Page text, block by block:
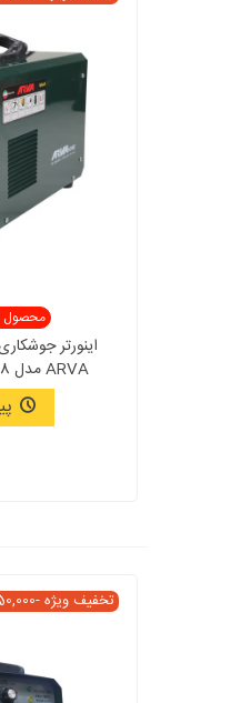
محصول
ARVA مدل 2178 با 40 ماه گارانتی
تخفیف ویژه-350,000 تومان